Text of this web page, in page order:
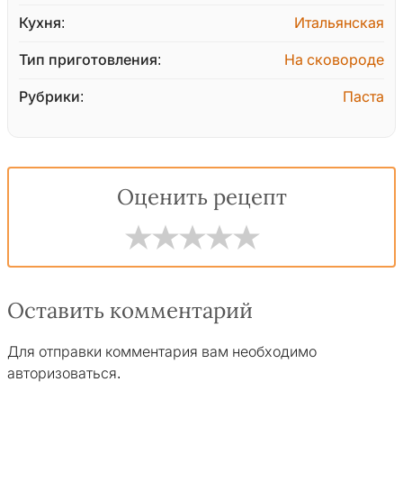
Кухня: Итальянская
Тип приготовления: На сковороде
Рубрики: Паста
Оценить рецепт
Оставить комментарий
Для отправки комментария вам необходимо
авторизоваться.